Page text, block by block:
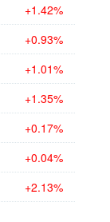
+1.42%
+0.93%
+1.01%
+1.35%
+0.17%
+0.04%
+2.13%